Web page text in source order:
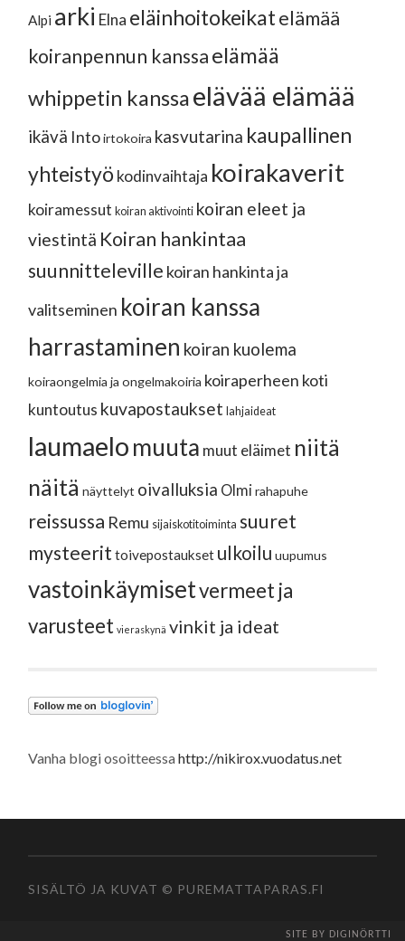
Alpi arki Elna eläinhoitokeikatelämää
koiranpennun kanssaelämää
whippetin kanssaelävää elämää
ikävä Intoirtokoira kasvutarina kaupallinen
yhteistyö kodinvaihtaja koirakaverit
koiramessut koiran aktivointi koiran eleet ja
viestintä Koiran hankintaa
suunnitteleville koiran hankinta ja
valitseminen koiran kanssa
harrastaminen koiran kuolema
koiraongelmia ja ongelmakoiria koiraperheen koti
kuntoutus kuvapostaukset lahjaideat
laumaelomuuta muut eläimet niitä
näitä näyttelyt oivalluksia Olmi rahapuhe
reissussa Remu sijaiskotitoiminta suuret
mysteerit toivepostaukset ulkoilu uupumus
vastoinkäymisetvermeet ja
varusteet vieraskynä vinkit ja ideat
Vanha blogi osoitteessahttp://nikirox.vuodatus.net
SISÄLTÖ JA KUVAT © PUREMATTAPARAS.FI
SITE BY DIGINÖRTTI